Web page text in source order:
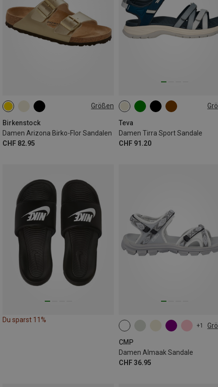
Größen
Birkenstock
Damen Arizona Birko-Flor Sandalen
CHF 82.95
Teva
Damen Tirra Sport Sandale
CHF 91.20
37 38 40 42
Du sparst 11%
+1
CMP
Damen Almaak Sandale
CHF 36.95